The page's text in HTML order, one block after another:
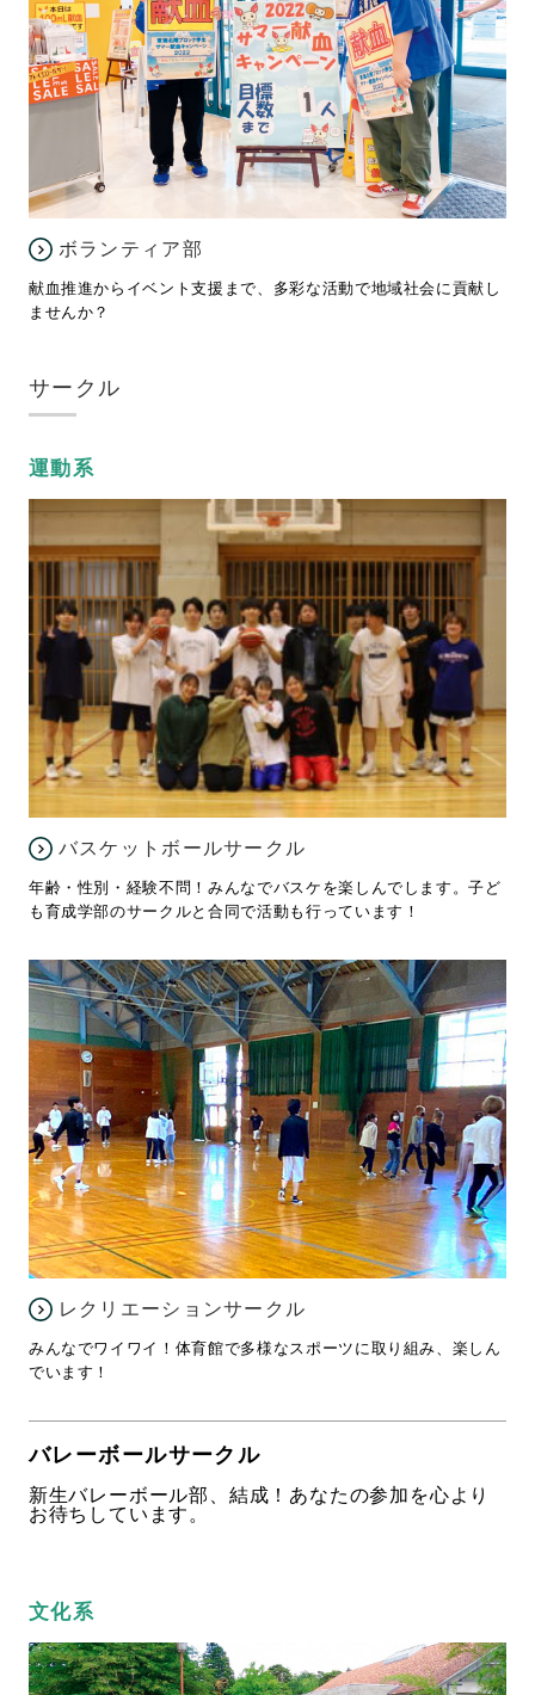
ボランティア部
献血推進からイベント支援まで、多彩な活動で地域社会に貢献し
ませんか？
サークル
運動系
バスケットボールサークル
年齢・性別・経験不問！みんなでバスケを楽しんでします。子ど
も育成学部のサークルと合同で活動も行っています！
レクリエーションサークル
みんなでワイワイ！体育館で多様なスポーツに取り組み、楽しん
でいます！
バレーボールサークル
新生バレーボール部、結成！あなたの参加を心より
お待ちしています。
文化系